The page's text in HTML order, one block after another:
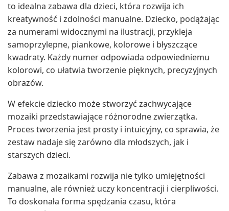
to idealna zabawa dla dzieci, która rozwija ich
kreatywność i zdolności manualne. Dziecko, podążając
za numerami widocznymi na ilustracji, przykleja
samoprzylepne, piankowe, kolorowe i błyszczące
kwadraty. Każdy numer odpowiada odpowiedniemu
kolorowi, co ułatwia tworzenie pięknych, precyzyjnych
obrazów.
W efekcie dziecko może stworzyć zachwycające
mozaiki przedstawiające różnorodne zwierzątka.
Proces tworzenia jest prosty i intuicyjny, co sprawia, że
zestaw nadaje się zarówno dla młodszych, jak i
starszych dzieci.
Zabawa z mozaikami rozwija nie tylko umiejętności
manualne, ale również uczy koncentracji i cierpliwości.
To doskonała forma spędzania czasu, która